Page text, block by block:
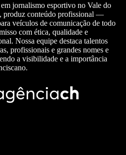
jornalismo esportivo no Vale do
produz conteúdo profissional —
veículos de comunicação de todo
com ética, qualidade e
Nossa equipe destaca talentos
profissionais e grandes nomes e
a visibilidade e a importância